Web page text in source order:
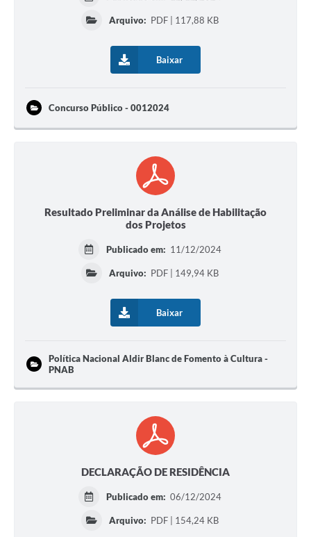
Arquivo: PDF | 117,88 KB
Baixar
Concurso Público - 0012024
Resultado Preliminar da Análise de Habilitação
dos Projetos
Publicado em: 11/12/2024
Arquivo: PDF | 149,94 KB
Baixar
Política Nacional Aldir Blanc de Fomento à Cultura -
PNAB
DECLARAÇÃO DE RESIDÊNCIA
Publicado em: 06/12/2024
Arquivo: PDF | 154,24 KB